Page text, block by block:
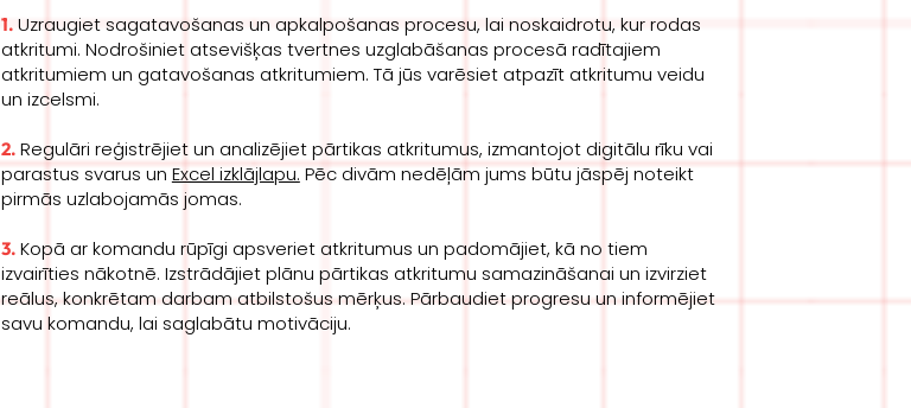
1. Uzraugiet sagatavošanas un apkalpošanas procesu, lai noskaidrotu, kur rodas
atkritumi. Nodrošiniet atsevišķas tvertnes uzglabāšanas procesā radītajiem
atkritumiem un gatavošanas atkritumiem. Tā jūs varēsiet atpazīt atkritumu veidu
un izcelsmi.
2. Regulāri reģistrējiet un analizējiet pārtikas atkritumus, izmantojot digitālu rīku vai
parastus svarus un Excel izklājlapu. Pēc divām nedēļām jums būtu jāspēj noteikt
pirmās uzlabojamās jomas.
3. Kopā ar komandu rūpīgi apsveriet atkritumus un padomājiet, kā no tiem
izvairīties nākotnē. Izstrādājiet plānu pārtikas atkritumu samazināšanai un izvirziet
reālus, konkrētam darbam atbilstošus mērķus. Pārbaudiet progresu un informējiet
savu komandu, lai saglabātu motivāciju.